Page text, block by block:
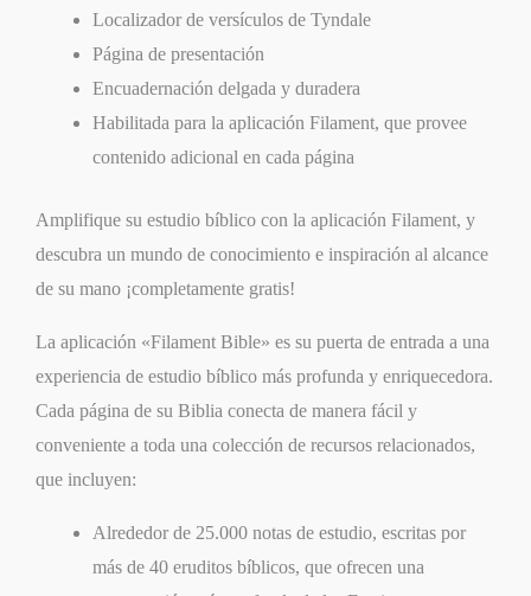
Localizador de versículos de Tyndale
Página de presentación
Encuadernación delgada y duradera
Habilitada para la aplicación Filament, que provee
contenido adicional en cada página
Amplifique su estudio bíblico con la aplicación Filament, y
descubra un mundo de conocimiento e inspiración al alcance
de su mano ¡completamente gratis!
La aplicación «Filament Bible» es su puerta de entrada a una
experiencia de estudio bíblico más profunda y enriquecedora.
Cada página de su Biblia conecta de manera fácil y
conveniente a toda una colección de recursos relacionados,
que incluyen:
Alrededor de 25.000 notas de estudio, escritas por
más de 40 eruditos bíblicos, que ofrecen una